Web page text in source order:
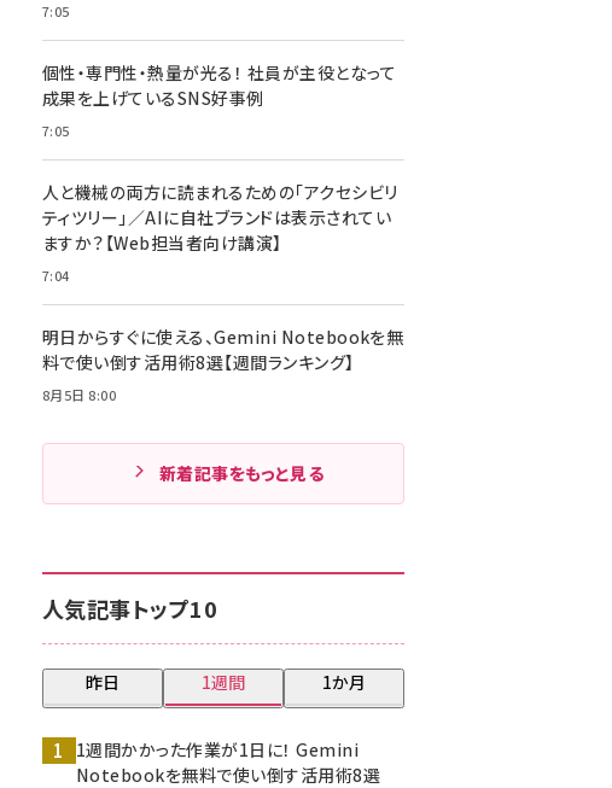
7:05
個性・専門性・熱量が光る！ 社員が主役となって
成果を上げているSNS好事例
7:05
人と機械の両方に読まれるための「アクセシビリ
ティツリー」／AIに自社ブランドは表示されてい
ますか？【Web担当者向け講演】
7:04
明日からすぐに使える、Gemini Notebookを無
料で使い倒す活用術8選【週間ランキング】
8月5日 8:00
新着記事をもっと見る
人気記事トップ10
昨日 1週間 1か月
1週間かかった作業が1日に！ Gemini
Notebookを無料で使い倒す活用術8選